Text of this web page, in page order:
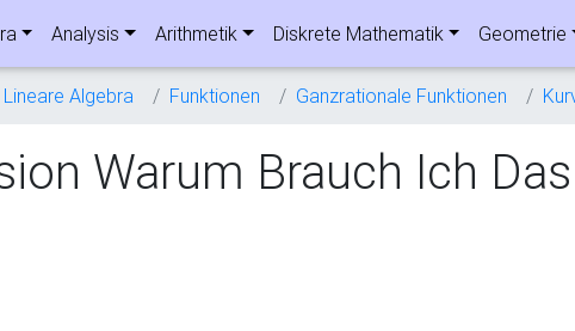
Analysis Arithmetik Diskrete Mathematik Geometrie
Lineare Algebra Funktionen Ganzrationale Funktionen
Warum Brauch Ich Das